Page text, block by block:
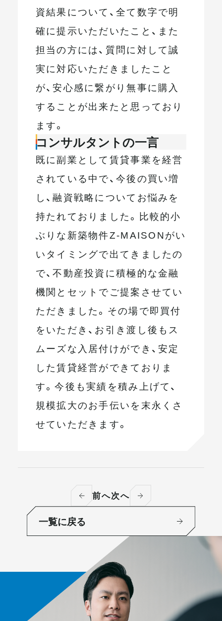
資結果について、全て数字で明
確に提示いただいたこと、また
担当の方には、質問に対して誠
実に対応いただきましたこと
が、安心感に繋がり無事に購入
することが出来たと思っており
ます。
コンサルタントの一言
既に副業として賃貸事業を経営
されている中で、今後の買い増
し、融資戦略についてお悩みを
持たれておりました。比較的小
ぶりな新築物件Z-MAISONがい
いタイミングで出てきましたの
で、不動産投資に積極的な金融
機関とセットでご提案させてい
ただきました。その場で即買付
をいただき、お引き渡し後もス
ムーズな入居付けができ、安定
した賃貸経営ができておりま
す。今後も実績を積み上げて、
規模拡大のお手伝いを末永くさ
せていただきます。
前へ次へ
一覧に戻る